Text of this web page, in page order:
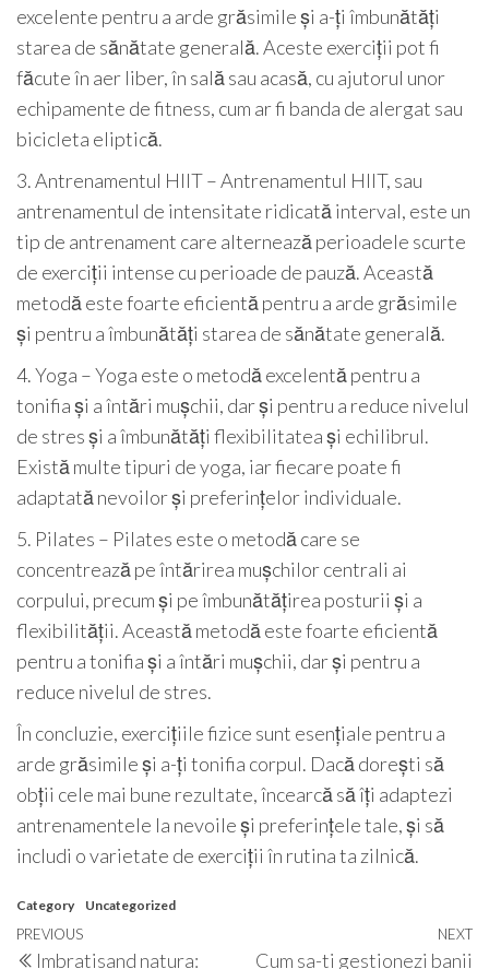
excelente pentru a arde grăsimile și a-ți îmbunătăți
starea de sănătate generală. Aceste exerciții pot fi
făcute în aer liber, în sală sau acasă, cu ajutorul unor
echipamente de fitness, cum ar fi banda de alergat sau
bicicleta eliptică.
3. Antrenamentul HIIT – Antrenamentul HIIT, sau
antrenamentul de intensitate ridicată interval, este un
tip de antrenament care alternează perioadele scurte
de exerciții intense cu perioade de pauză. Această
metodă este foarte eficientă pentru a arde grăsimile
și pentru a îmbunătăți starea de sănătate generală.
4. Yoga – Yoga este o metodă excelentă pentru a
tonifia și a întări mușchii, dar și pentru a reduce nivelul
de stres și a îmbunătăți flexibilitatea și echilibrul.
Există multe tipuri de yoga, iar fiecare poate fi
adaptată nevoilor și preferințelor individuale.
5. Pilates – Pilates este o metodă care se
concentrează pe întărirea mușchilor centrali ai
corpului, precum și pe îmbunătățirea posturii și a
flexibilității. Această metodă este foarte eficientă
pentru a tonifia și a întări mușchii, dar și pentru a
reduce nivelul de stres.
În concluzie, exercițiile fizice sunt esențiale pentru a
arde grăsimile și a-ți tonifia corpul. Dacă dorești să
obții cele mai bune rezultate, încearcă să îți adaptezi
antrenamentele la nevoile și preferințele tale, și să
includi o varietate de exerciții în rutina ta zilnică.
Category Uncategorized
Post
Previous
PREVIOUS
Imbratisand natura:
NEXT
Cum sa-ti gestionezi banii